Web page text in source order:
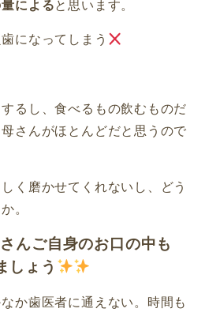
によると思います。
になってしまう
るし、食べるもの飲むものだ
さんがほとんどだと思うので
く磨かせてくれないし、どう
。
んご自身のお口の中も
しょう
か歯医者に通えない。時間も